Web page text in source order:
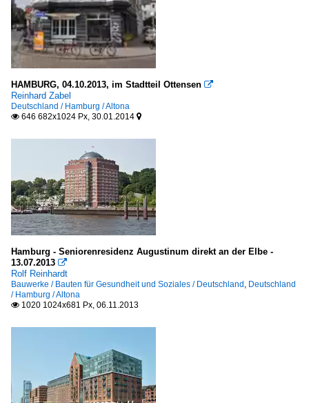
HAMBURG, 04.10.2013, im Stadtteil Ottensen 
Reinhard Zabel
Deutschland / Hamburg / Altona
 646 682x1024 Px, 30.01.2014 
Hamburg - Seniorenresidenz Augustinum direkt an der Elbe -
13.07.2013 
Rolf Reinhardt
Bauwerke / Bauten für Gesundheit und Soziales / Deutschland , Deutschland
/ Hamburg / Altona
 1020 1024x681 Px, 06.11.2013